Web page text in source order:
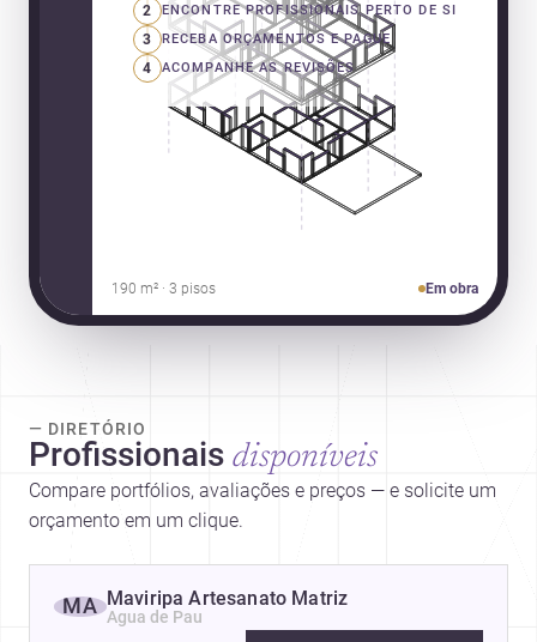
2 ENCONTRE PROFISSIONAIS PERTO DE SI
3 RECEBA ORÇAMENTOS E PAGUE
4 ACOMPANHE AS REVISÕES
190 m² · 3 pisos Em obra
— DIRETÓRIO
Profissionais disponíveis
Compare portfólios, avaliações e preços — e solicite um
orçamento em um clique.
MA Maviripa Artesanato Matriz
Agua de Pau